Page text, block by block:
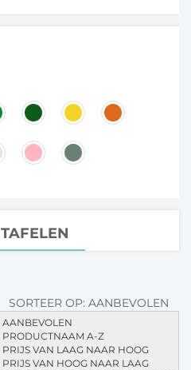
TAFELEN
SORTEER OP: AANBEVOLEN
AANBEVOLEN
PRODUCTNAAM A-Z
PRIJS VAN LAAG NAAR HOOG
PRIJS VAN HOOG NAAR LAAG